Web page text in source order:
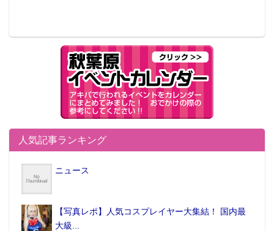
人気記事ランキング
ニュース
【写真レポ】人気コスプレイヤー大集結！ 国内最
大級...